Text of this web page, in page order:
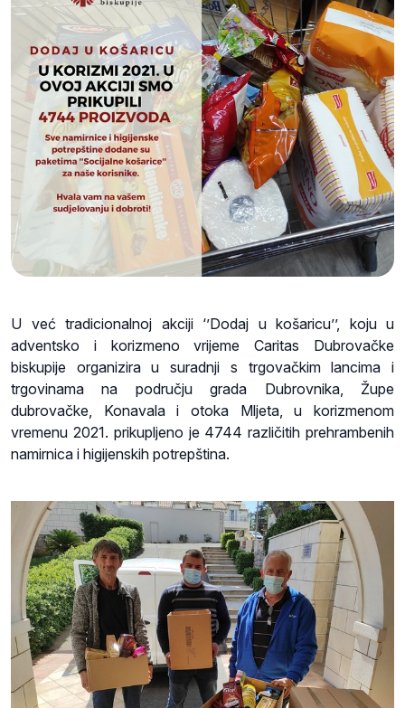
U već tradicionalnoj akciji ‘’Dodaj u košaricu’’, koju u
adventsko i korizmeno vrijeme Caritas Dubrovačke
biskupije organizira u suradnji s trgovačkim lancima i
trgovinama na području grada Dubrovnika, Župe
dubrovačke, Konavala i otoka Mljeta, u korizmenom
vremenu 2021. prikupljeno je 4744 različitih prehrambenih
namirnica i higijenskih potrepština.